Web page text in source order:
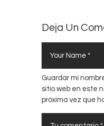
Deja Un
Guardar mi
sitio web en este
próxima vez que